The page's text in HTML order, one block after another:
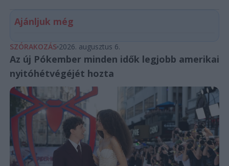
Ajánljuk még
SZÓRAKOZÁS 2026. augusztus 6.
Az új Pókember minden idők legjobb amerikai
nyitóhétvégéjét hozta